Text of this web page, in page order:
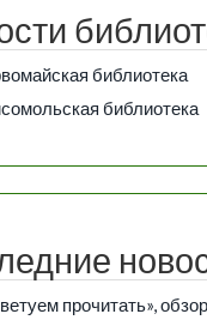
библиотека
библиотека
прочитать», обзор